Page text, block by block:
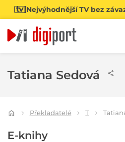
Nejvýhodnější TV bez
Tatiana Sedová
Překladatelé T
E-knihy